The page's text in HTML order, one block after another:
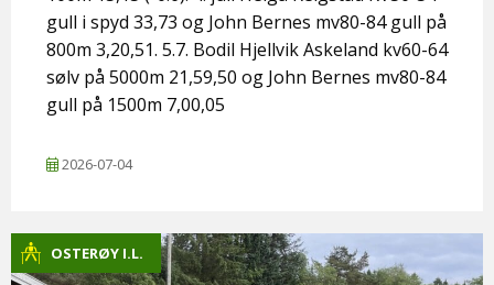
gull i spyd 33,73 og John Bernes mv80-84 gull på
800m 3,20,51. 5.7. Bodil Hjellvik Askeland kv60-64
sølv på 5000m 21,59,50 og John Bernes mv80-84
gull på 1500m 7,00,05
2026-07-04
OSTERØY I.L.